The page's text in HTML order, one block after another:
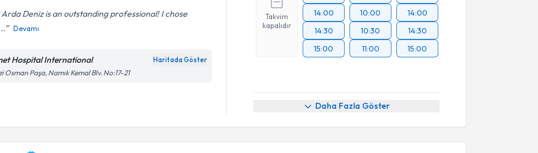
Deniz is an outstanding professional! I chose
Devamı
Hospital International Haritada Göster
Osman Paşa, Namık Kemal Blv. No:17-21
Takvim
kapalıdır
14:00
14:30
15:00
10:00
10:30
11:00
14:00
14:30
15:00
Daha Fazla Göster